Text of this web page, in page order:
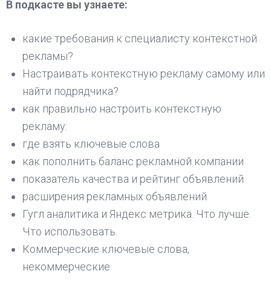
В подкасте вы узнаете:
какие требования к специалисту контекстной
рекламы?
Настраивать контекстную рекламу самому или
найти подрядчика?
как правильно настроить контекстную
рекламу:
где взять ключевые слова
как пополнить баланс рекламной компании
показатель качества и рейтинг объявлений
расширения рекламных объявлений
Гугл аналитика и Яндекс метрика. Что лучше.
Что использовать.
Коммерческие ключевые слова,
некоммерческие